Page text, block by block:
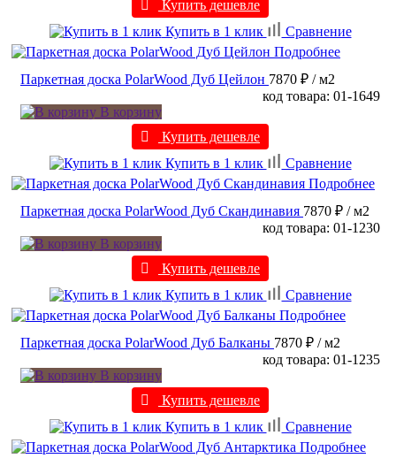
Купить дешевле
Купить в 1 клик
Сравнение
Подробнее
Паркетная доска PolarWood Дуб Цейлон 7870 ₽ / м2
код товара: 01-1649
В корзину
Купить дешевле
Купить в 1 клик
Сравнение
Подробнее
Паркетная доска PolarWood Дуб Скандинавия 7870 ₽ / м2
код товара: 01-1230
В корзину
Купить дешевле
Купить в 1 клик
Сравнение
Подробнее
Паркетная доска PolarWood Дуб Балканы 7870 ₽ / м2
код товара: 01-1235
В корзину
Купить дешевле
Купить в 1 клик
Сравнение
Подробнее